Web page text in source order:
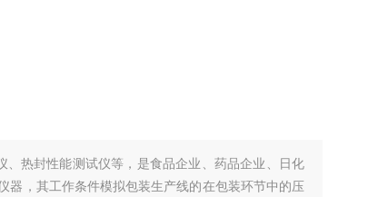
、热封性能测试仪等，是食品企业、药品企业、日化
器，其工作条件模拟包装生产线的在包装环节中的压